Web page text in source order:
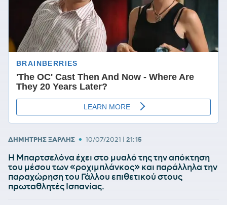
ΔΗΜΗΤΡΗΣ ΞΑΡΛΗΣ • 10/07/2021 | 21:15
Η Μπαρτσελόνα έχει στο μυαλό της την απόκτηση
του μέσου των «ροχιμπλάνκος» και παράλληλα την
παραχώρηση του Γάλλου επιθετικού στους
πρωταθλητές Ισπανίας.